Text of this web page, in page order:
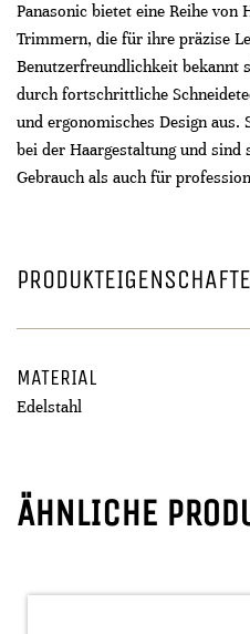
Panasonic bietet eine Reihe von
Trimmern, die für ihre präzise
Benutzerfreundlichkeit bekannt
durch fortschrittliche
und ergonomisches Design
bei der Haargestaltung und
Gebrauch als auch für
MATERIAL
Edelstahl
ÄHNLICHE